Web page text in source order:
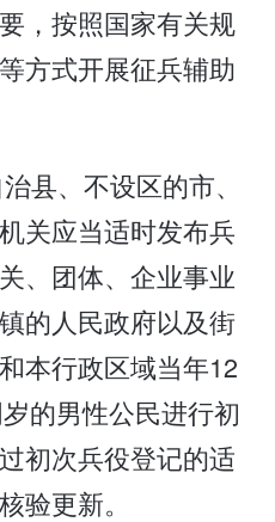
，按照国家有关规
方式开展征兵辅助
县、不设区的市、
关应当适时发布兵
、团体、企业事业
的人民政府以及街
本行政区域当年12
的男性公民进行初
初次兵役登记的适
验更新。